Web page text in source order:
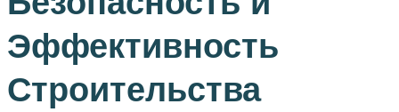
Эффективность
Строительства